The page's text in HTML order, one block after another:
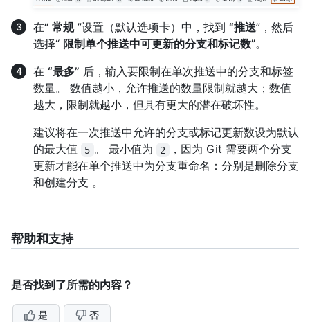
在“ 常规”设置（默认选项卡）中，找到 “推送”，然后
选择“ 限制单个推送中可更新的分支和标记数”。
在 “最多” 后，输入要限制在单次推送中的分支和标签
数量。 数值越小，允许推送的数量限制就越大；数值
越大，限制就越小，但具有更大的潜在破坏性。
建议将在一次推送中允许的分支或标记更新数设为默认
的最大值
5 。 最小值为 2
，因为 Git 需要两个分支
更新才能在单个推送中为分支重命名：分别是删除分支
和创建分支 。
帮助和支持
是否找到了所需的内容？
是 否